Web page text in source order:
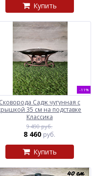
Купить
-11%
Сковорода Садж чугунная с
35 см на подставке
Классика
9 490 руб.
8 460 руб.
Купить